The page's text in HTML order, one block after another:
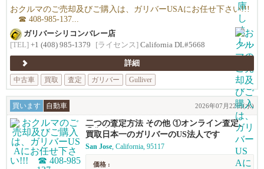
おクルマのご売却及びご購入は、ガリバーUSAにお任せ下さい!!!
☎ 408-985-137...
ガリバーシリコンバレー店
[TEL] +1 (408) 985-1379 [ライセンス] California DL#5668
詳細
中古車
買取 査定 ガリバー Gulliver
買います 自動車 2026年07月22日(水)
二つの査定方法 その他 ①オンライン査定、
②御来店査定
買取日本一のガリバーのUS法人です
San Jose, California, 95117
価格 :